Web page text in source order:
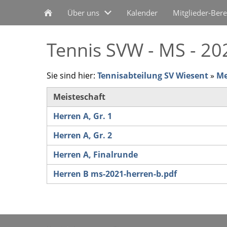
Über uns Kalender Mitglieder-
Tennis SVW - MS -
Sie sind hier: Tennisabteilung SV Wiesent»
Meisteschaft
Herren A, Gr. 1
Herren A, Gr. 2
Herren A, Finalrunde
Herren B ms-2021-herren-b.pdf